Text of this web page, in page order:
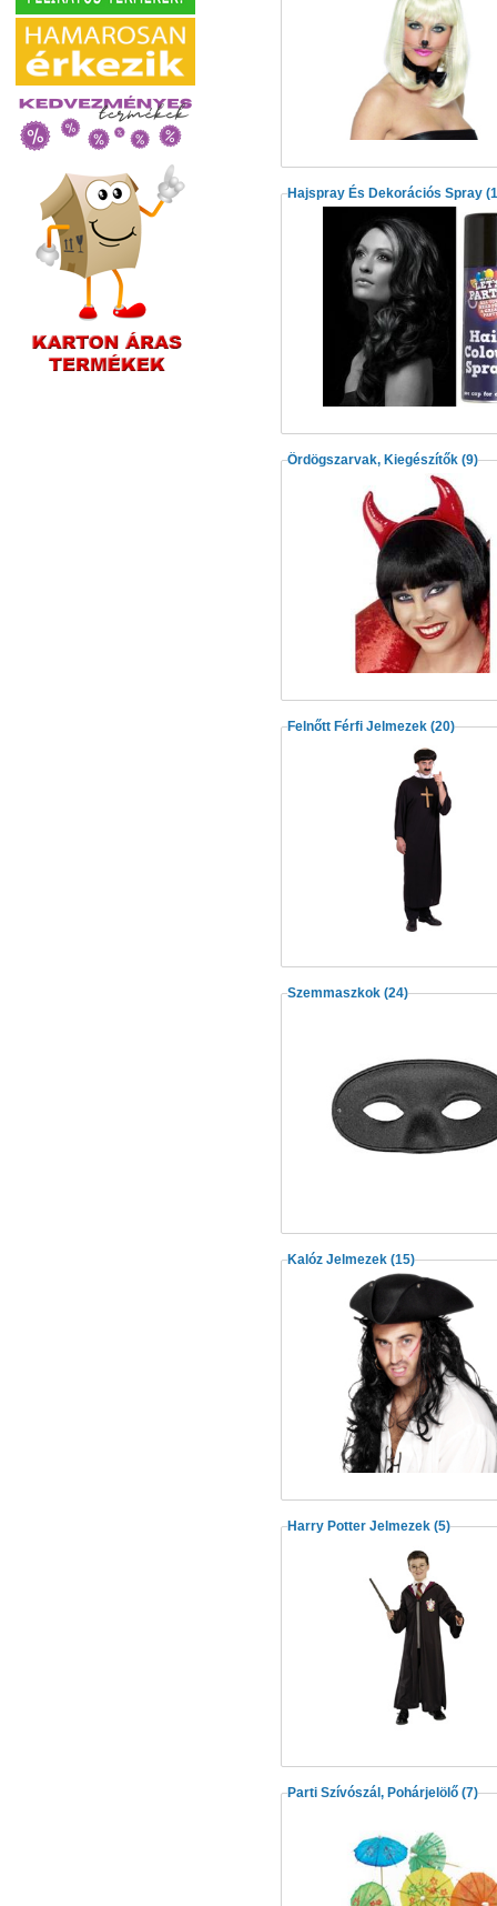
Hajspray És Dekorációs Spray
Ördögszarvak, Kiegészítők(9)
Felnőtt Férfi Jelmezek(20)
Szemmaszkok(24)
Kalóz Jelmezek(15)
Harry Potter Jelmezek(5)
Parti Szívószál, Pohárjelölő(7)